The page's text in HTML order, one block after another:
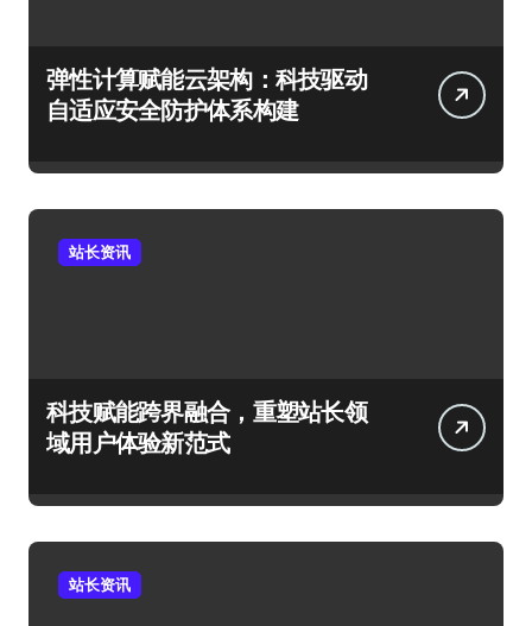
弹性计算赋能云架构：科技驱动
自适应安全防护体系构建
站长资讯
科技赋能跨界融合，重塑站长领
域用户体验新范式
站长资讯